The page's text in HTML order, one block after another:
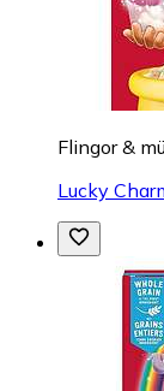
Flingor &
Lucky